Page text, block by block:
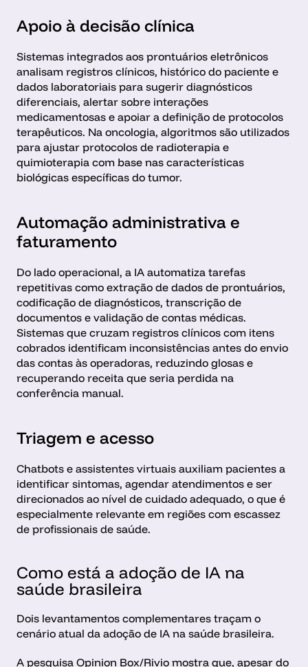
Apoio à decisão clínica
Sistemas integrados aos prontuários eletrônicos
analisam registros clínicos, histórico do paciente e
dados laboratoriais para sugerir diagnósticos
diferenciais, alertar sobre interações
medicamentosas e apoiar a definição de protocolos
terapêuticos. Na oncologia, algoritmos são utilizados
para ajustar protocolos de radioterapia e
quimioterapia com base nas características
biológicas específicas do tumor.
Automação administrativa e
faturamento
Do lado operacional, a IA automatiza tarefas
repetitivas como extração de dados de prontuários,
codificação de diagnósticos, transcrição de
documentos e validação de contas médicas.
Sistemas que cruzam registros clínicos com itens
cobrados identificam inconsistências antes do envio
das contas às operadoras, reduzindo glosas e
recuperando receita que seria perdida na
conferência manual.
Triagem e acesso
Chatbots e assistentes virtuais auxiliam pacientes a
identificar sintomas, agendar atendimentos e ser
direcionados ao nível de cuidado adequado, o que é
especialmente relevante em regiões com escassez
de profissionais de saúde.
Como está a adoção de IA na
saúde brasileira
Dois levantamentos complementares traçam o
cenário atual da adoção de IA na saúde brasileira.
A pesquisa Opinion Box/Rivio mostra que, apesar do